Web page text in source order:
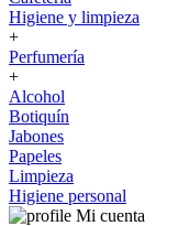
Higiene y limpieza
+
Perfumería
+
Alcohol
Botiquín
Jabones
Papeles
Limpieza
Higiene personal
Mi cuenta